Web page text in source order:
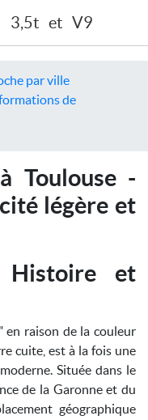
3,5t et V9
par ville
de
Toulouse -
légère et
Histoire et
en raison de la couleur
cuite, est à la fois une
Située dans le
de la Garonne et du
géographique